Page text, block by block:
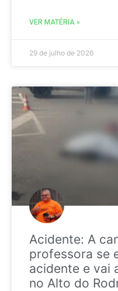
VER MATÉRIA »
29 de julho de 2026
Acidente: A
professora se
acidente e vai
no Alto do